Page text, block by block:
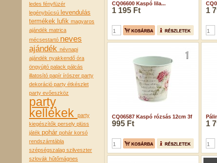
ledes fényfüzér
legénybúcsú levendulás
termékek lufik magyaros
ajándék matrica
mécsestartó neves
ajándék névnapi
ajándék nyakkendő óra
öngyújtó palack pálcás
illatosító papír írószer party
dekoráció party étkészlet
party evőeszköz
party
kellékek
party
kiegészítők persely plüss
játék pohár pohár korsó
rendszámtábla
szépségszalag szilveszter
szlovák hűtőmágnes
CQ06600 Kaspó lila...
1 195 Ft 1
CQ06587 Kaspó rózsás 12cm 3f
995 Ft 1